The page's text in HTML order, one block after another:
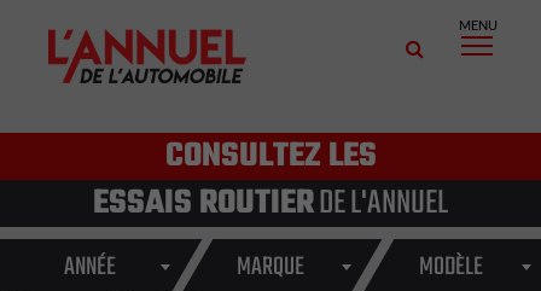
MENU
CONSULTEZ LES
ESSAIS ROUTIERDE L'ANNUEL
ANNÉE MARQUE MODÈLE